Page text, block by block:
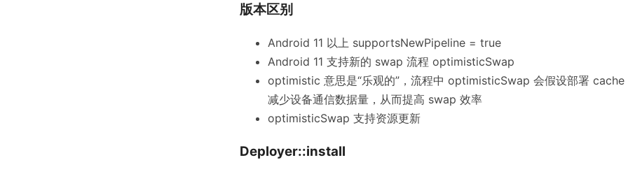
版本区别
Android 11 以上 supportsNewPipeline = true
Android 11 支持新的 swap 流程 optimisticSwap
optimistic 意思是“乐观的”，流程中 optimisticSwap 会假设部署 cache
减少设备通信数据量，从而提高 swap 效率
optimisticSwap 支持资源更新
Deployer::install